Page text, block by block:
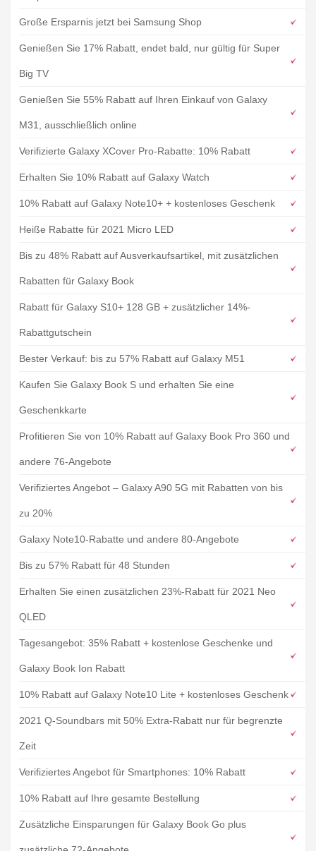
Große Ersparnis jetzt bei Samsung Shop
Genießen Sie 17% Rabatt, endet bald, nur gültig für Super
Big TV
Genießen Sie 55% Rabatt auf Ihren Einkauf von Galaxy
M31, ausschließlich online
Verifizierte Galaxy XCover Pro-Rabatte: 10% Rabatt
Erhalten Sie 10% Rabatt auf Galaxy Watch
10% Rabatt auf Galaxy Note10+ + kostenloses Geschenk
Heiße Rabatte für 2021 Micro LED
Bis zu 48% Rabatt auf Ausverkaufsartikel, mit zusätzlichen
Rabatten für Galaxy Book
Rabatt für Galaxy S10+ 128 GB + zusätzlicher 14%-
Rabattgutschein
Bester Verkauf: bis zu 57% Rabatt auf Galaxy M51
Kaufen Sie Galaxy Book S und erhalten Sie eine
Geschenkkarte
Profitieren Sie von 10% Rabatt auf Galaxy Book Pro 360 und
andere 76-Angebote
Verifiziertes Angebot – Galaxy A90 5G mit Rabatten von bis
zu 20%
Galaxy Note10-Rabatte und andere 80-Angebote
Bis zu 57% Rabatt für 48 Stunden
Erhalten Sie einen zusätzlichen 23%-Rabatt für 2021 Neo
QLED
Tagesangebot: 35% Rabatt + kostenlose Geschenke und
Galaxy Book Ion Rabatt
10% Rabatt auf Galaxy Note10 Lite + kostenloses Geschenk
2021 Q-Soundbars mit 50% Extra-Rabatt nur für begrenzte
Zeit
Verifiziertes Angebot für Smartphones: 10% Rabatt
10% Rabatt auf Ihre gesamte Bestellung
Zusätzliche Einsparungen für Galaxy Book Go plus